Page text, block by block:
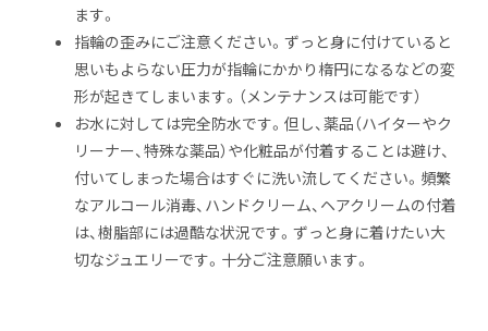
ます。
指輪の歪みにご注意ください。ずっと身に付けていると
思いもよらない圧力が指輪にかかり楕円になるなどの変
形が起きてしまいます。（メンテナンスは可能です）
お水に対しては完全防水です。但し、薬品（ハイターやク
リーナー、特殊な薬品）や化粧品が付着することは避け、
付いてしまった場合はすぐに洗い流してください。頻繁
なアルコール消毒、ハンドクリーム、ヘアクリームの付着
は、樹脂部には過酷な状況です。ずっと身に着けたい大
切なジュエリーです。十分ご注意願います。